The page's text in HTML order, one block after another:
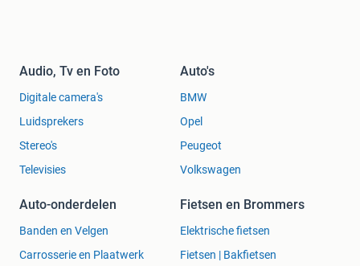
Audio, Tv en Foto
Digitale camera's
Luidsprekers
Stereo's
Televisies
Auto's
BMW
Opel
Peugeot
Volkswagen
Auto-onderdelen
Banden en Velgen
Carrosserie en Plaatwerk
Fietsen en Brommers
Elektrische fietsen
Fietsen | Bakfietsen